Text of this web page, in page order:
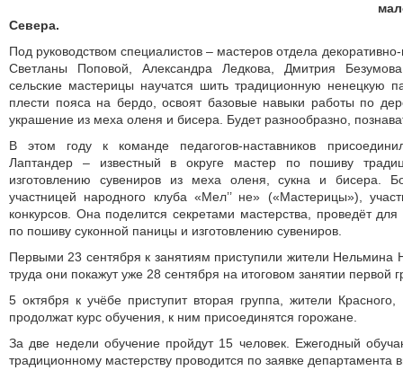
Севера.
Под руководством специалистов – мастеров отдела
Светланы Поповой, Александра Ледкова, Дмитрия
сельские мастерицы научатся шить традиционную ненецкую
плести пояса на бердо, освоят базовые навыки работы по
украшение из меха оленя и бисера. Будет разнообразно,
В этом году к команде педагогов-наставников
Лаптандер – известный в округе мастер по пошиву
изготовлению сувениров из меха оленя, сукна и бисера.
участницей народного клуба «Мел’’ не» («Мастерицы»),
конкурсов. Она поделится секретами мастерства, проведёт
по пошиву суконной паницы и изготовлению сувениров.
Первыми 23 сентября к занятиям приступили жители Нельмина
труда они покажут уже 28 сентября на итоговом занятии первой
5 октября к учёбе приступит вторая группа, жители
продолжат курс обучения, к ним присоединятся горожане.
За две недели обучение пройдут 15 человек. Ежегодный
традиционному мастерству проводится по заявке департамента